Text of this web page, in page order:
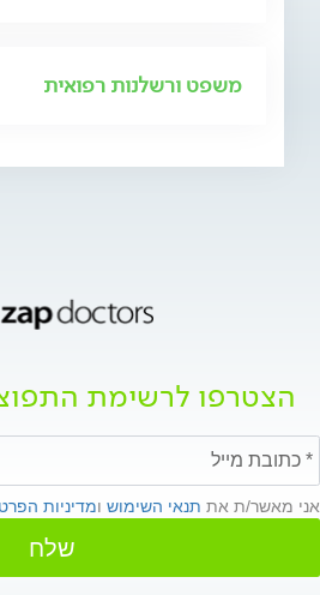
משפט ורשלנות רפואית
הצטרפו לרשימת
אני מאשר/ת את תנאי השימוש ומדיניות
שלח